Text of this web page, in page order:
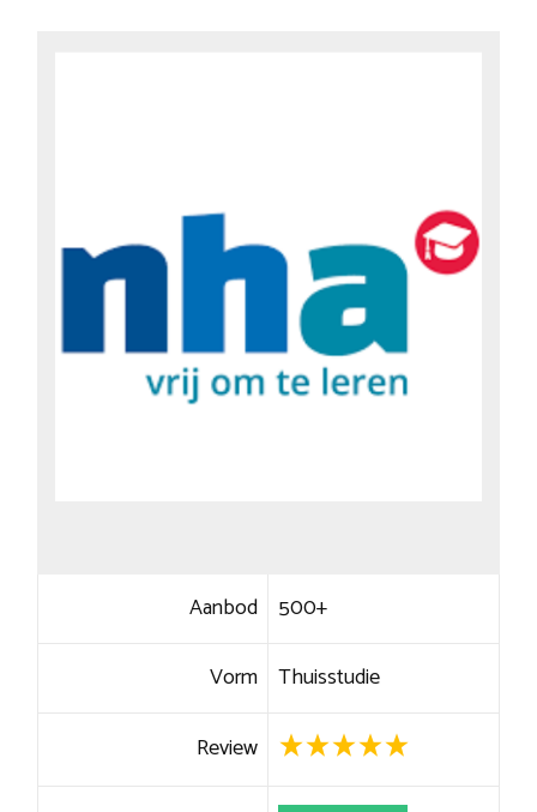
Aanbod 500+
Vorm Thuisstudie
Review